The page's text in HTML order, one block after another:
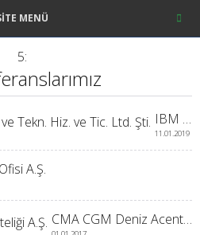
MENÜ
5:
IBM Global Services İş ve Tekn. Hiz. ve Tic. Ltd. Şti.
11.01.2019
A.Ş.
CMA CGM Deniz Acenteliği A.Ş.